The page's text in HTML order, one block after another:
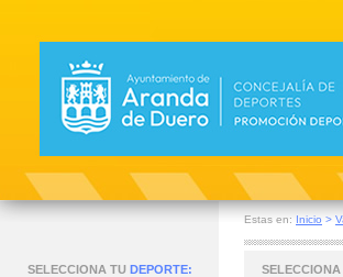
Estas en: Inicio >
SELECCIONA TU DEPORTE: SELECCIONA